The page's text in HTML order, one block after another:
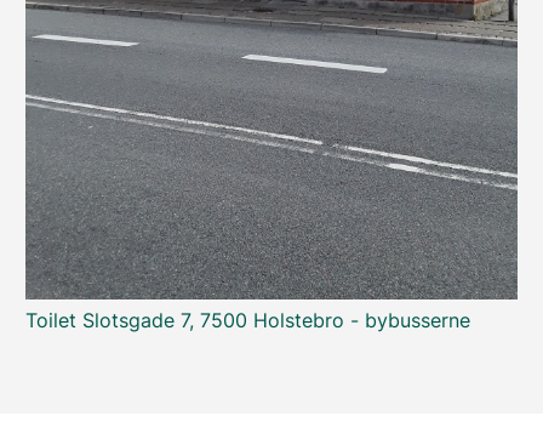
Toilet Slotsgade 7, 7500 Holstebro - bybusserne